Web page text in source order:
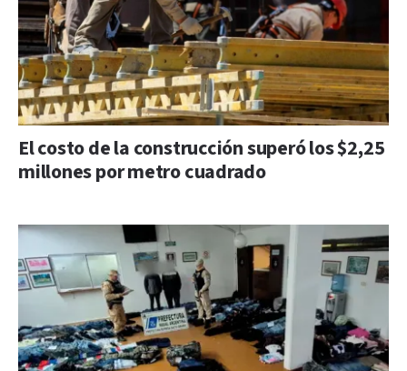
El costo de la construcción superó los $2,25
millones por metro cuadrado